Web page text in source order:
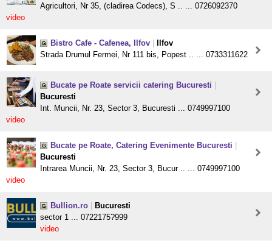
Agricultori, Nr 35, (cladirea Codecs), S .. ... 0726092370
video
Bistro Cafe - Cafenea, Ilfov
Ilfov
Strada Drumul Fermei, Nr 111 bis, Popest .. ... 0733311622
Bucate pe Roate servicii catering Bucuresti
Bucuresti
Int. Muncii, Nr. 23, Sector 3, Bucuresti ... 0749997100
video
Bucate pe Roate, Catering Evenimente Bucuresti
Bucuresti
Intrarea Muncii, Nr. 23, Sector 3, Bucur .. ... 0749997100
video
Bullion.ro
Bucuresti
sector 1 ... 0722175?999
video